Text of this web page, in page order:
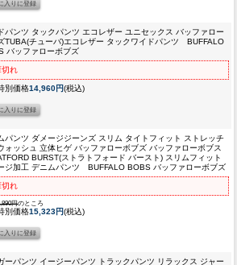
パンツ タックパンツ エコレザー ユニセックス バッファロー
TUBA(チューバ)エコレザー タックワイドパンツ BUFFALO
バッファローボブズ
切れ
別価格14,960円(税込)
パンツ ダメージジーンズ スリム タイトフィット ストレッチ
ォッシュ 立体ヒゲ バッファローボブズ バッファローボブス
BURST(ストラトフォード バースト) スリムフィット
ジ加工 デニムパンツ BUFFALO BOBS バッファローボブズ
切れ
円のところ
別価格15,323円(税込)
ーパンツ イージーパンツ トラックパンツ リラックス ジャー